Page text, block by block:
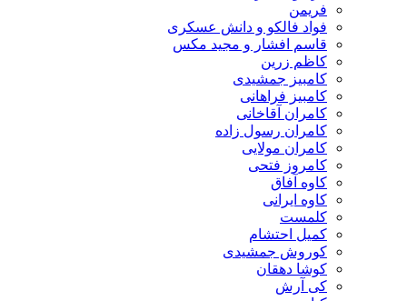
فریمن
فواد فالکو و دانش عسکری
قاسم افشار و مجید مکس
کاظم زرین
کامبیز جمشیدی
کامبیز فراهانی
کامران آقاخانی
کامران رسول زاده
کامران مولایی
کامروز فتحی
کاوه آفاق
کاوه ایرانی
کلمست
کمیل احتشام
کوروش جمشیدی
کوشا دهقان
کی آرش